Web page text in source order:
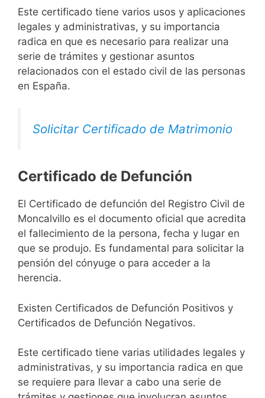
Este certificado tiene varios usos y aplicaciones
legales y administrativas, y su importancia
radica en que es necesario para realizar una
serie de trámites y gestionar asuntos
relacionados con el estado civil de las personas
en España.
Solicitar Certificado de Matrimonio
Certificado de Defunción
El Certificado de defunción del Registro Civil de
Moncalvillo es el documento oficial que acredita
el fallecimiento de la persona, fecha y lugar en
que se produjo. Es fundamental para solicitar la
pensión del cónyuge o para acceder a la
herencia.
Existen Certificados de Defunción Positivos y
Certificados de Defunción Negativos.
Este certificado tiene varias utilidades legales y
administrativas, y su importancia radica en que
se requiere para llevar a cabo una serie de